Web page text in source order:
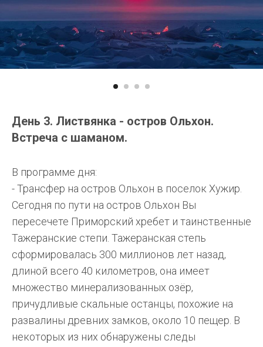
День 3. Листвянка - остров Ольхон.
Встреча с шаманом.
В программе дня:
- Трансфер на остров Ольхон в поселок Хужир.
Сегодня по пути на остров Ольхон Вы
пересечете Приморский хребет и таинственные
Тажеранские степи. Тажеранская степь
сформировалась 300 миллионов лет назад,
длиной всего 40 километров, она имеет
множество минерализованных озёр,
причудливые скальные останцы, похожие на
развалины древних замков, около 10 пещер. В
некоторых из них обнаружены следы